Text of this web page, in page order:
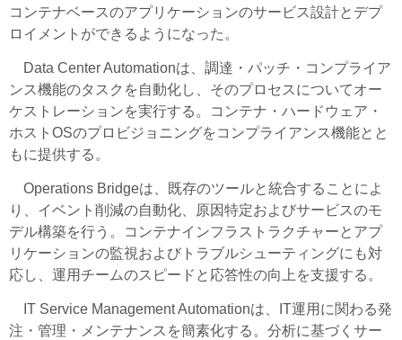
コンテナベースのアプリケーションのサービス設計とデプ
ロイメントができるようになった。
Data Center Automationは、調達・パッチ・コンプライア
ンス機能のタスクを自動化し、そのプロセスについてオー
ケストレーションを実行する。コンテナ・ハードウェア・
ホストOSのプロビジョニングをコンプライアンス機能とと
もに提供する。
Operations Bridgeは、既存のツールと統合することによ
り、イベント削減の自動化、原因特定およびサービスのモ
デル構築を行う。コンテナインフラストラクチャーとアプ
リケーションの監視およびトラブルシューティングにも対
応し、運用チームのスピードと応答性の向上を支援する。
IT Service Management Automationは、IT運用に関わる発
注・管理・メンテナンスを簡素化する。分析に基づくサー